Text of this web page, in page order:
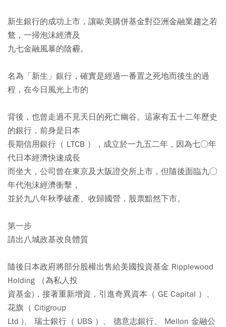
新生銀行的成功上市，讓歐美購併基金對亞洲金融業趨之若
鶩，一掃泡沫經濟及
九七金融風暴的陰霾。
名為「新生」銀行，確實是經過一番置之死地而後生的過
程，在今日風光上市的
背後，也曾走過不見天日的死亡幽谷。這家有五十二年歷史
的銀行，前身是日本
長期信用銀行（ LTCB ），成立於一九五二年，因為七○年
代日本經濟快速成長
而坐大，公司曾在東京及大阪證交所上市，但隨後面臨九○
年代泡沫經濟衝擊，
並於九八年秋季破產、收歸國營，股票黯然下市。
第一步
請出八城政基改良體質
隨後日本政府將部分股權出售給美國投資基金 Ripplewood
Holding （為私人投
資基金)，接著重新增資，引進奇異資本（ GE Capital ）、
花旗（ Citigroup
Ltd )、 瑞士銀行（ UBS ）、 德意志銀行、 Mellon 金融公